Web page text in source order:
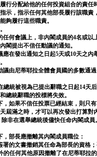
行分配給他的任何投資組合的責任
示，指示任何其他部長履行該職責
夠履行這些職責。
任何會議上，非內閣成員的4名或以
閣提出不信任動議的通知。
應在發出通知之日起5天或10天之內
議由尼蒂耶拉全體會員國的多數通
總統被視為已提出辭職之日起14天
總統辭職的投標將失效。
，如果不信任投票已經結束，則只
屆滿之時，才可以再次發出打算對
非在選舉總統後儘快任命內閣成員。
，部長應撤離其內閣成員職位：
署的文書撤銷其任命為部長的資格
的任何其他原因撤離了在尼蒂耶拉